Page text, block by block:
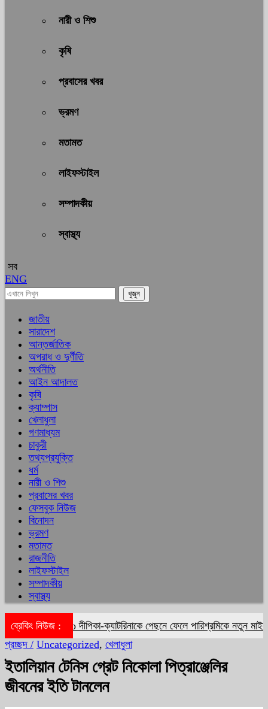
নারী ও শিশু
কৃষি
প্রবাসের খবর
ভ্রমণ
মতামত
লাইফস্টাইল
সম্পাদকীয়
স্বাস্থ্য
সব
ENG
জাতীয়
সারাদেশ
আন্তর্জাতিক
অপরাধ ও দুর্ণীতি
অর্থনীতি
আইন আদালত
কৃষি
ক্যাম্পাস
খেলাধুলা
গণমাধ্যম
চাকুরী
তথ্যপ্রযুক্তি
ধর্ম
নারী ও শিশু
প্রবাসের খবর
ফেসবুক নিউজ
বিনোদন
ভ্রমণ
মতামত
রাজনীতি
লাইফস্টাইল
সম্পাদকীয়
স্বাস্থ্য
ব্রেকিং নিউজ :দীপিকা-ক্যাটরিনাকে পেছনে ফেলে পারিশ্রমিকে নতুন
প্রচ্ছদ / Uncategorized, খেলাধুলা
ইতালিয়ান টেনিস গ্রেট নিকোলা পিত্রাঞ্জেলির
জীবনের ইতি টানলেন